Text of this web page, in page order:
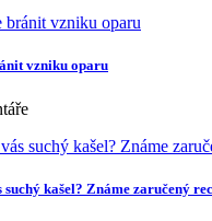
vzniku oparu
kašel? Známe zaručený